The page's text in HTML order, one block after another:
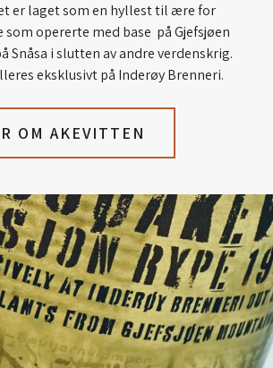
er laget som en hyllest til ære for
som opererte med base på Gjefsjøen
Snåsa i slutten av andre verdenskrig.
eksklusivt på Inderøy Brenneri.
OM AKEVITTEN